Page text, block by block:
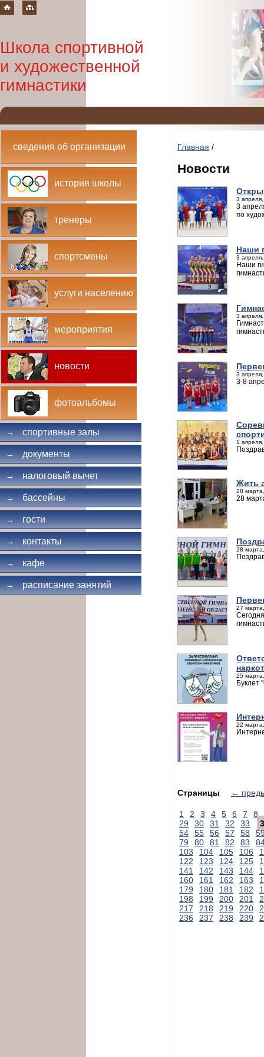
Школа спортивной
и художественной
гимнастики
сведения об организации
история школы
тренеры
спортсмены
услуги населению
мероприятия
новости
фотоальбомы
→ спортивные залы
→ документы
→ налоговый вычет
→ бассейны
→ гости
→ контакты
→ кафе
→ расписание занятий
Главная /
Новости
3
3
по
Наши
3
Наши
3
3
3-8
1
Жить
28
28
28
27
25
Буклет
22
Страницы ←
1 2 3 4 5 6 7
8
29
30 31 32 33
54
55 56 57 58
79
80 81 82 83
103
104 105 106
122
123 124 125
141
142 143 144
160
161 162 163
179
180 181 182
198
199 200 201
217
218 219 220
236
237 238 239